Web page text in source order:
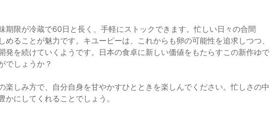
期限が冷蔵で60日と長く、手軽にストックできます。忙しい日々の合間
めることが魅力です。キユーピーは、これからも卵の可能性を追求しつつ、
発を続けていくようです。日本の食卓に新しい価値をもたらすこの新作ゆで
でしょうか？
楽しみ方で、自分自身を甘やかすひとときを楽しんでください。忙しさの中
にしてくれることでしょう。